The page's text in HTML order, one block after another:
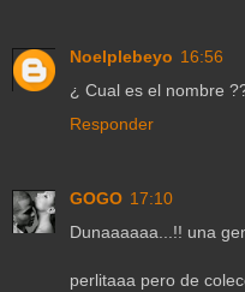
Noelplebeyo 16:56
¿ Cual es el nombre
Responder
GOGO 17:10
Dunaaaaaa...!! una
perlitaaa pero de